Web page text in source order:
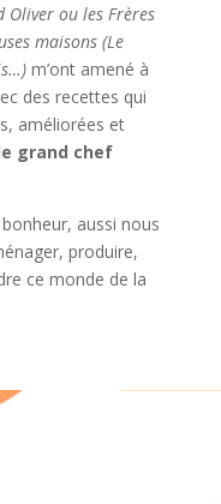
Oliver ou les Frères
maisons (Le
m’ont amené à
des recettes qui
améliorées et
grand chef
aussi nous
produire,
ce monde de la